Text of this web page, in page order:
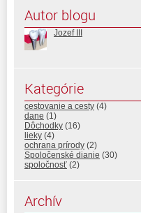
Autor blogu
Jozef III
Kategórie
cestovanie a cesty (4)
dane (1)
Dôchodky (16)
lieky (4)
ochrana prírody (2)
Spoločenské dianie (30)
spoločnosť (2)
Archív